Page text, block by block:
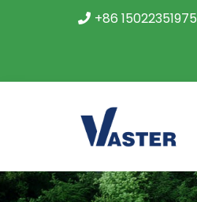
+86 15022351975